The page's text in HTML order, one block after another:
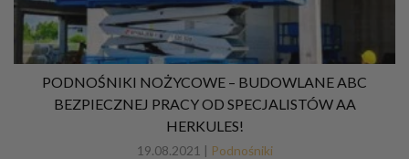
PODNOŚNIKI NOŻYCOWE – BUDOWLANE ABC
BEZPIECZNEJ PRACY OD SPECJALISTÓW AA
HERKULES!
19.08.2021 | Podnośniki